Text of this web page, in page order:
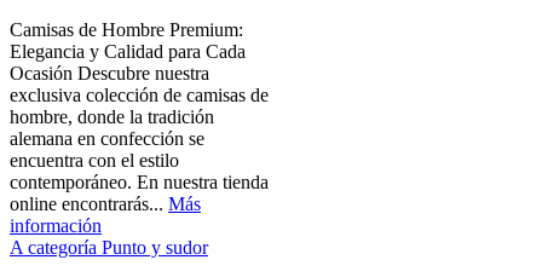
Camisas de Hombre Premium:
Elegancia y Calidad para Cada
Ocasión Descubre nuestra
exclusiva colección de camisas de
hombre, donde la tradición
alemana en confección se
encuentra con el estilo
contemporáneo. En nuestra tienda
online encontrarás... Más
información
A categoría Punto y sudor